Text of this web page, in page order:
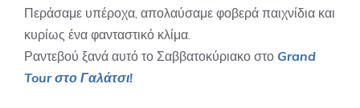
Περάσαμε υπέροχα, απολαύσαμε φοβερά παιχνίδια και
κυρίως ένα φανταστικό κλίμα.
Ραντεβού ξανά αυτό το Σαββατοκύριακο στο Grand
Tour στο Γαλάτσι!